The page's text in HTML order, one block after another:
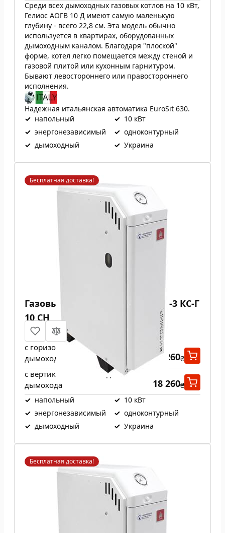
Среди всех дымоходных газовых котлов на 10 кВт,
Гелиос АОГВ 10 Д имеют самую маленькую
глубину - всего 22,8 см. Эта модель обычно
используется в квартирах, оборудованных
дымоходным каналом. Благодаря "плоской"
форме, котел легко помещается между стеной и
газовой плитой или кухонным гарнитуром.
Бывают левостороннего или правостороннего
исполнения.
Надежная итальянская автоматика EuroSit 630.
✓ напольный ✓ 10 кВт
✓ энергонезависимый ✓ одноконтурный
✓ дымоходный ✓ Украина
Бесплатная доставка!
Газовый котел Атем Житомир-3 КС-Г
10 СН
с горизонтальным выходом
дымохода
18 260₴
с вертикальным выходом
дымохода
18 260₴
✓ напольный ✓ 10 кВт
✓ энергонезависимый ✓ одноконтурный
✓ дымоходный ✓ Украина
Бесплатная доставка!